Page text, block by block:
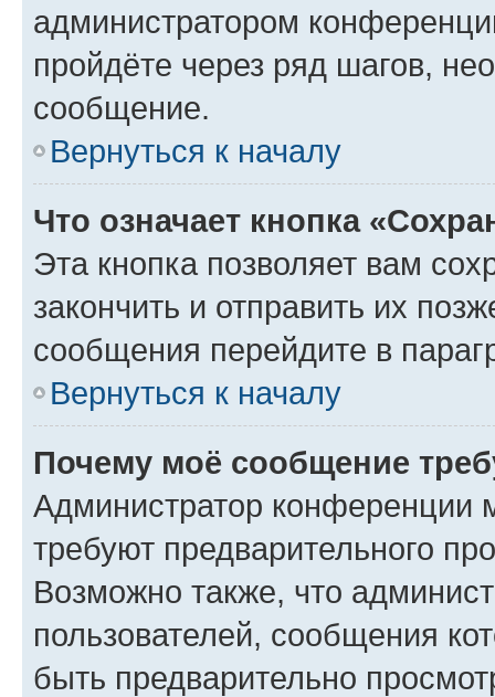
администратором
пройдёте через ряд шагов,
сообщение.
Вернуться к началу
Что означает кнопка
Эта кнопка позволяет вам
закончить и отправить их
сообщения перейдите в
Вернуться к началу
Почему моё сообщение
Администратор конференции
требуют предварительного
Возможно также, что
пользователей, сообщения
быть предварительно